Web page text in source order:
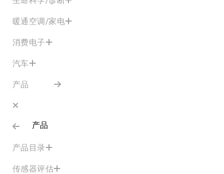
暖通空调/家电
消费电子
汽车
产品
产品
产品目录
传感器评估